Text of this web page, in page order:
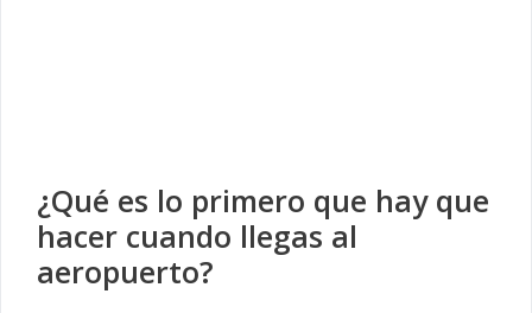
¿Qué es lo primero que hay que
hacer cuando llegas al
aeropuerto?